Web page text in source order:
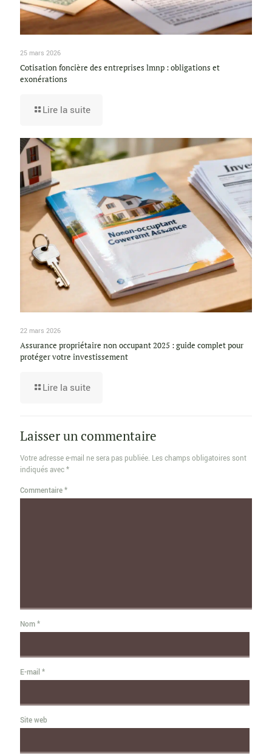
25 mars 2026
Cotisation foncière des entreprises lmnp : obligations et
exonérations
Lire la suite
22 mars 2026
Assurance propriétaire non occupant 2025 : guide complet pour
protéger votre investissement
Lire la suite
Laisser un commentaire
Votre adresse e-mail ne sera pas publiée. Les champs obligatoires sont
indiqués avec*
Commentaire*
Nom*
E-mail *
Site web